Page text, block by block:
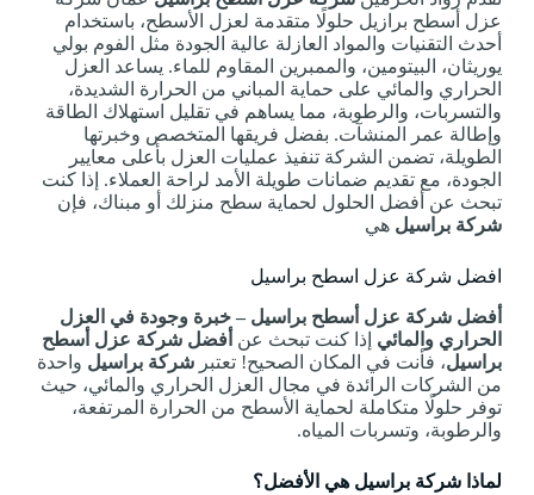
عزل أسطح برازيل حلولًا متقدمة لعزل الأسطح، باستخدام
أحدث التقنيات والمواد العازلة عالية الجودة مثل الفوم بولي
يوريثان، البيتومين، والممبرين المقاوم للماء. يساعد العزل
الحراري والمائي على حماية المباني من الحرارة الشديدة،
والتسربات، والرطوبة، مما يساهم في تقليل استهلاك الطاقة
وإطالة عمر المنشآت. بفضل فريقها المتخصص وخبرتها
الطويلة، تضمن الشركة تنفيذ عمليات العزل بأعلى معايير
الجودة، مع تقديم ضمانات طويلة الأمد لراحة العملاء. إذا كنت
تبحث عن أفضل الحلول لحماية سطح منزلك أو مبناك، فإن
شركة براسيل هي
افضل شركة عزل اسطح براسيل
أفضل شركة عزل أسطح براسيل – خبرة وجودة في العزل
الحراري والمائي إذا كنت تبحث عن أفضل شركة عزل أسطح
براسيل، فأنت في المكان الصحيح! تعتبر شركة براسيل واحدة
من الشركات الرائدة في مجال العزل الحراري والمائي، حيث
توفر حلولًا متكاملة لحماية الأسطح من الحرارة المرتفعة،
والرطوبة، وتسربات المياه.
لماذا شركة براسيل هي الأفضل؟